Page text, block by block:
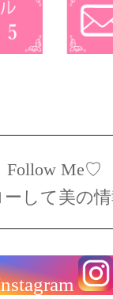
Follow Me♡
して美の